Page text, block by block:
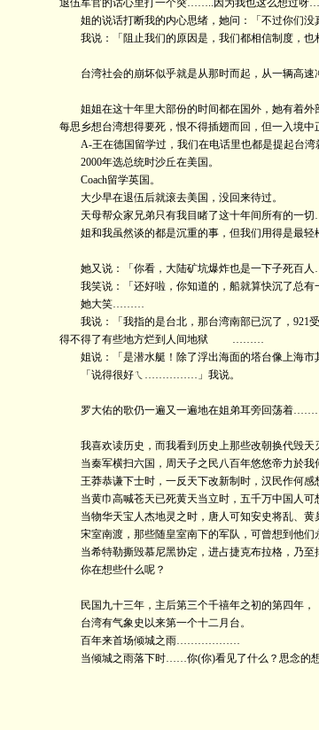
退伍军官的话心里打一个突……..因为我也这么想过呀
姐的说话打断我的内心思绪，她问：「不过你们没
我说：「阻止我们的原因是，我们都相信制度，也
台湾社会的崩坏似乎就是从那时而起，从一辆高速
姐姐在这十年里大部份的时间都在国外，她有着外
每思乡想台湾想得要死，恨不得插翅而回，但一入
A-王在德国留学过，我们在电话里也都是提起台湾
2000年选总统时沙丘在美国。
Coach留学英国。
大少早在退伍后就滚去美国，没回来待过。
天母帮众家兄弟只有我目睹了这十年间所有的
姐和我虽然谈的都是沉重的事，但我们用得是最轻
她又说：「你看，大陆矿坑爆炸也是一下子死百
我笑说：「还好啦，你知道的，船就算快沉了总有
她大笑………
我说：「我指的是台北，那台湾南部已沉了，921
得不得了有些地方烂到人间地狱 ………
姐说：「是潜水艇！除了浮出海面的塔台像上海
「说得很好ㄟ……………」我说。
罗大佑的歌仍一遍又一遍地在姐弟耳旁回荡
我喜欢读历史，而我看到历史上那些改朝换代毁天
当秦军横扫六国，周天子之民八百年悠悠帝力於我
王莽恭谦下士时，一反天下改新制时，汉民作何感
当黄巾高喊苍天已死黄天当立时，五千万中国人可
当物华天宝人杰地灵之时，唐人可知安史将乱、黄
宋室南渡，那些随皇室南下的军队，可曾想到他们
当希特勒撕毁慕尼黑协定，进占捷克布拉格，乃至
你在想些什么呢？
民国九十三年，主后第三个千禧年之初的第四年，
台湾有气象史以来第一个十二月台。
百年来首场倾城之雨………………
当倾城之雨落下时……你(你)看见了什么？思念